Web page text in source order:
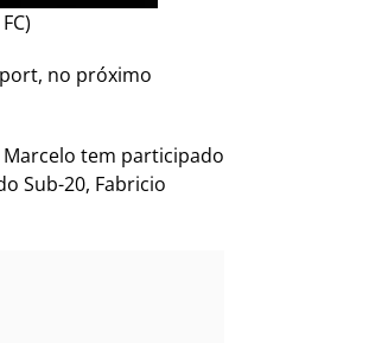
no próximo
tem participado
Sub-20, Fabricio